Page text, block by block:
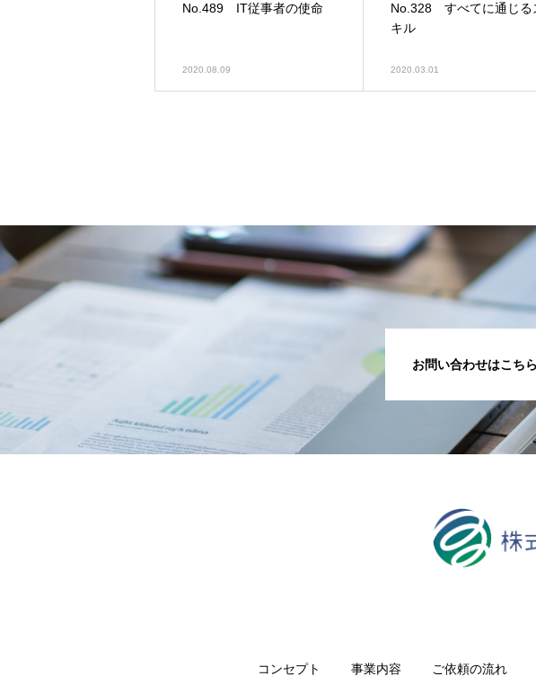
No.489 IT従事者の使命
2020.08.09
No.328 すべてに通じる
キル
2020.03.01
お問い合わせはこちら
コンセプト 事業内容 ご依頼の流れ